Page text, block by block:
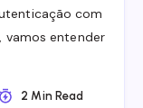
com
vamos entender
2 Min Read